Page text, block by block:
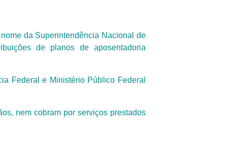
da Superintendência Nacional de
de planos de aposentadoria
Federal e Ministério Público Federal
nem cobram por serviços prestados